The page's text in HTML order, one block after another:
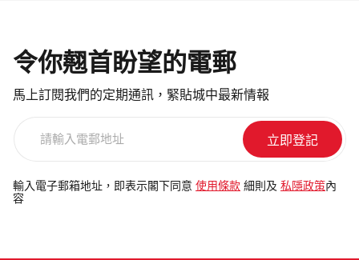
令你翹首盼望的電郵
馬上訂閱我們的定期通訊，緊貼城中最新情報
電
郵
輸入電子郵箱地址，即表示閣下同意 使用條款 細則及 私隱政策 內
容